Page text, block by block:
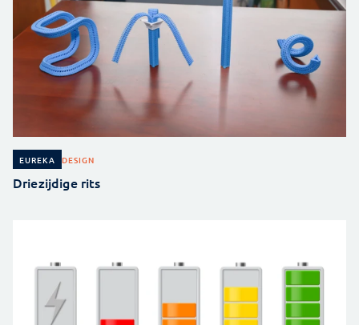
EUREKA DESIGN
Driezijdige rits